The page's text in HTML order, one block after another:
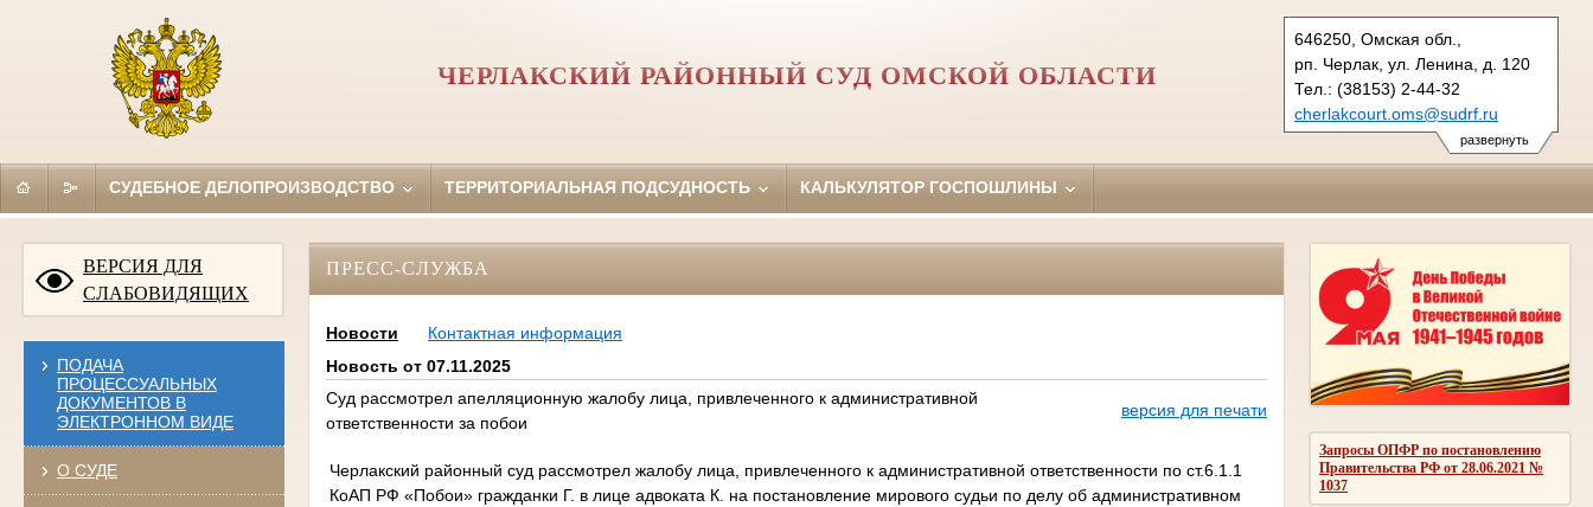
развернуть
646250, Омская обл.,
рп. Черлак, ул. Ленина, д. 120
Тел.: (38153) 2-44-32
cherlakcourt.oms@sudrf.ru
схема проезда
ЧЕРЛАКСКИЙ РАЙОННЫЙ СУД ОМСКОЙ ОБЛАСТИ
СУДЕБНОЕ ДЕЛОПРОИЗВОДСТВО ТЕРРИТОРИАЛЬНАЯ ПОДСУДНОСТЬ КАЛЬКУЛЯТОР ГОСПОШЛИНЫ
ВЕРСИЯ ДЛЯ
СЛАБОВИДЯЩИХ
ПОДАЧА
ПРОЦЕССУАЛЬНЫХ
ДОКУМЕНТОВ В
ЭЛЕКТРОННОМ ВИДЕ
О СУДЕ
Запросы ОПФР по постановлению
Правительства РФ от 28.06.2021 №
1037
ПРЕСС-СЛУЖБА
Новости
Контактная информация
Новость от 07.11.2025
Суд рассмотрел апелляционную жалобу лица, привлеченного к административной
ответственности за побои
версия для печати
Черлакский районный суд рассмотрел жалобу лица, привлеченного к административной ответственности по ст.6.1.1
КоАП РФ «Побои» гражданки Г. в лице адвоката К. на постановление мирового судьи по делу об административном